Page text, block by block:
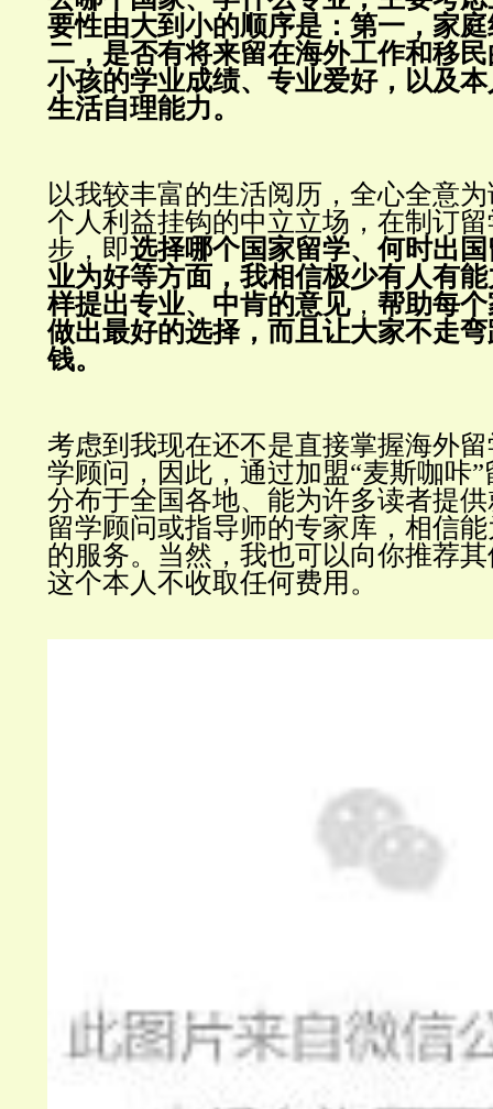
要性由大到小的顺序是： 第一，家
二，是否有将来留在海外工作和移
小孩的学业成绩、专业爱好，以及
生活自理能力。
以我较丰富的生活阅历，全心全意
个人利益挂钩的中立立场，在制订
步，即选择哪个国家留学、何时出
业为好等方面，我相信极少有人有
样提出专业、中肯的意见， 帮助每
做出最好的选择，而且让大家不走
钱。
考虑到我现在还不是直接掌握海外
学顾问，因此，通过加盟“麦斯咖咔
分布于全国各地、能为许多读者提
留学顾问或指导师的专家库，相信
的服务。 当然，我也可以向你推荐
这个本人不收取任何费用。